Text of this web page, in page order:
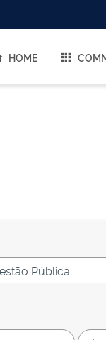
HOME